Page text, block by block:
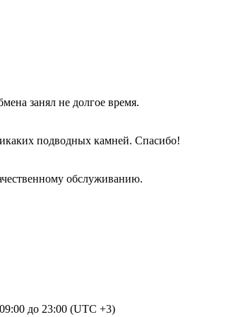
занял не долгое время.
подводных камней. Спасибо!
обслуживанию.
до 23:00 (UTC +3)